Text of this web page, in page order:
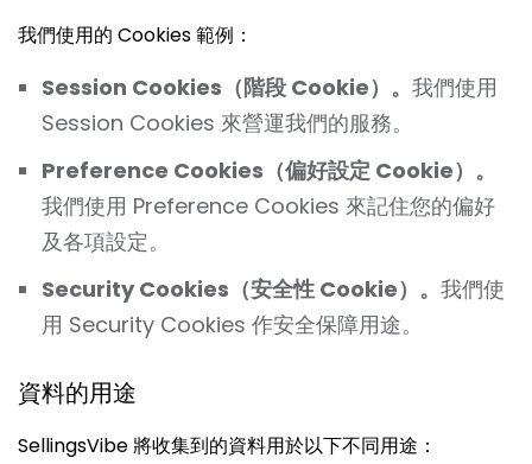
我們使用的 Cookies 範例：
Session Cookies（階段 Cookie）。 我們使用
Session Cookies 來營運我們的服務。
Preference Cookies（偏好設定 Cookie）。
我們使用 Preference Cookies 來記住您的偏好
及各項設定。
Security Cookies（安全性 Cookie）。 我們使
用 Security Cookies 作安全保障用途。
資料的用途
SellingsVibe 將收集到的資料用於以下不同用途：